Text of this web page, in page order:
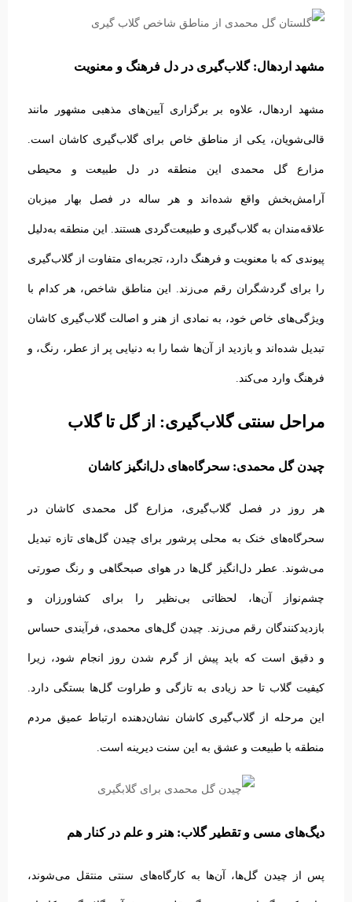
مشهد اردهال: گلاب‌گیری در دل فرهنگ و معنویت
مشهد اردهال، علاوه بر برگزاری آیین‌های مذهبی مشهور مانند
قالی‌شویان، یکی از مناطق خاص برای گلاب‌گیری کاشان است.
مزارع گل محمدی این منطقه در دل طبیعت و محیطی
آرامش‌بخش واقع شده‌اند و هر ساله در فصل بهار میزبان
علاقه‌مندان به گلاب‌گیری و طبیعت‌گردی هستند. این منطقه به‌دلیل
پیوندی که با معنویت و فرهنگ دارد، تجربه‌ای متفاوت از گلاب‌گیری
را برای گردشگران رقم می‌زند. این مناطق شاخص، هر کدام با
ویژگی‌های خاص خود، به نمادی از هنر و اصالت گلاب‌گیری کاشان
تبدیل شده‌اند و بازدید از آن‌ها شما را به دنیایی پر از عطر، رنگ، و
فرهنگ وارد می‌کند.
مراحل سنتی گلاب‌گیری: از گل تا گلاب
چیدن گل محمدی: سحرگاه‌های دل‌انگیز کاشان
هر روز در فصل گلاب‌گیری، مزارع گل محمدی کاشان در
سحرگاه‌های خنک به محلی پرشور برای چیدن گل‌های تازه تبدیل
می‌شوند. عطر دل‌انگیز گل‌ها در هوای صبحگاهی و رنگ صورتی
چشم‌نواز آن‌ها، لحظاتی بی‌نظیر را برای کشاورزان و
بازدیدکنندگان رقم می‌زند. چیدن گل‌های محمدی، فرآیندی حساس
و دقیق است که باید پیش از گرم شدن روز انجام شود، زیرا
کیفیت گلاب تا حد زیادی به تازگی و طراوت گل‌ها بستگی دارد.
این مرحله از گلاب‌گیری کاشان نشان‌دهنده ارتباط عمیق مردم
منطقه با طبیعت و عشق به این سنت دیرینه است.
دیگ‌های مسی و تقطیر گلاب: هنر و علم در کنار هم
پس از چیدن گل‌ها، آن‌ها به کارگاه‌های سنتی منتقل می‌شوند،